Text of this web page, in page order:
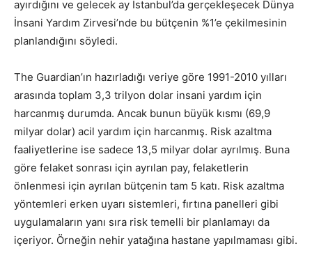
ayırdığını ve gelecek ay İstanbul’da gerçekleşecek Dünya
İnsani Yardım Zirvesi’nde bu bütçenin %1’e çekilmesinin
planlandığını söyledi.
The Guardian’ın hazırladığı veriye göre 1991-2010 yılları
arasında toplam 3,3 trilyon dolar insani yardım için
harcanmış durumda. Ancak bunun büyük kısmı (69,9
milyar dolar) acil yardım için harcanmış. Risk azaltma
faaliyetlerine ise sadece 13,5 milyar dolar ayrılmış. Buna
göre felaket sonrası için ayrılan pay, felaketlerin
önlenmesi için ayrılan bütçenin tam 5 katı. Risk azaltma
yöntemleri erken uyarı sistemleri, fırtına panelleri gibi
uygulamaların yanı sıra risk temelli bir planlamayı da
içeriyor. Örneğin nehir yatağına hastane yapılmaması gibi.